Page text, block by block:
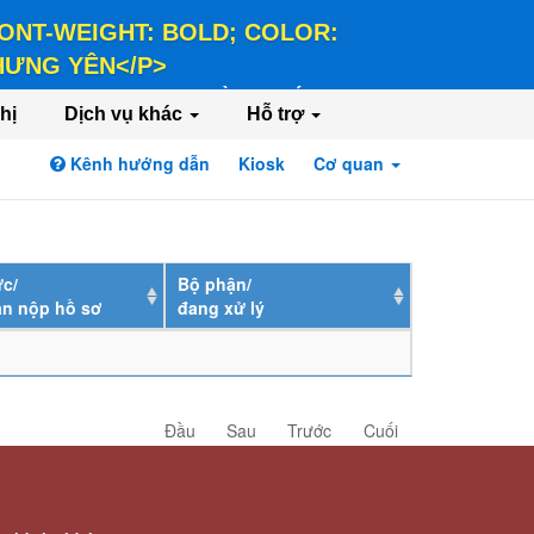
WEIGHT: BOLD; COLOR:
YÊN</P>
COLOR: #FFEE58;">HÀNH CHÍNH PHỤC
Dịch vụ khác Hỗ trợ
Kênh hướng dẫn Kiosk Cơ quan
nộp hồ sơ
Bộ phận/
đang xử lý
Đầu Sau Trước Cuối